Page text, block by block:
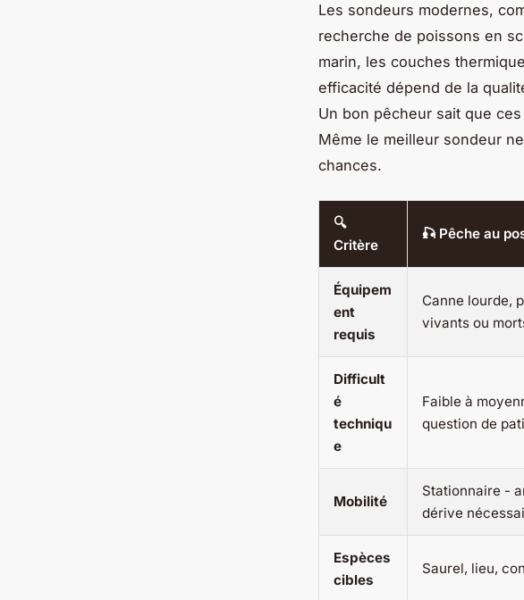
Les sondeurs modernes,
recherche de poissons en
marin, les couches
efficacité dépend de la
Un bon pêcheur sait que
Même le meilleur sondeur
chances.
🔍
Critère
🎣 Pêche au
Équipem
ent
requis
Canne lourde,
vivants ou
Difficult
é
techniqu
e
Faible à
question de
Mobilité
Stationnaire -
dérive
Espèces
cibles
Saurel, lieu,